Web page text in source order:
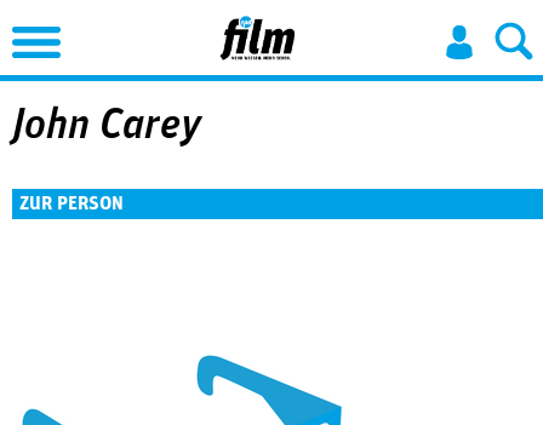
Jump to Navigation
John Carey
ZUR PERSON